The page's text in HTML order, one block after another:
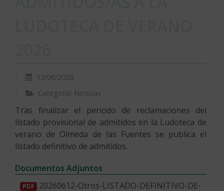
12/06/2026
Categoría: Noticias
Tras finalizar el periodo de reclamaciones del
listado provisional de admitidos en la Ludoteca de
verano de Olmeda de las Fuentes se publica el
listado definitivo de admitidos.
Documentos Adjuntos
PDF 20260612-Otros-LISTADO-DEFINITIVO-DE-